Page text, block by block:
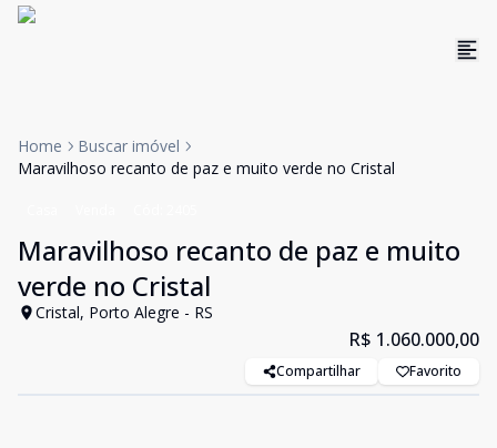
Home
Buscar imóvel
Maravilhoso recanto de paz e muito verde no Cristal
Maravilhoso recanto de paz e muito
verde no Cristal
Cristal, Porto Alegre - RS
R$ 1.060.000,00
Compartilhar Favorito